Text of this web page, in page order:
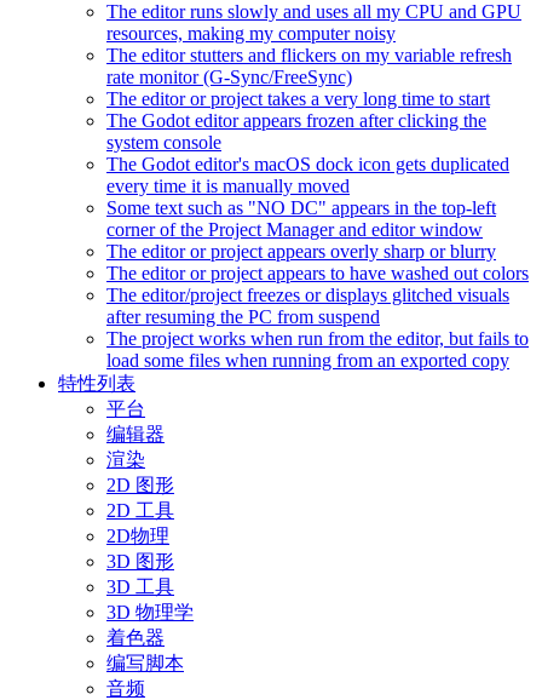
The editor runs slowly and uses all my CPU and GPU
resources, making my computer noisy
The editor stutters and flickers on my variable refresh
rate monitor (G-Sync/FreeSync)
The editor or project takes a very long time to start
The Godot editor appears frozen after clicking the
system console
The Godot editor's macOS dock icon gets duplicated
every time it is manually moved
Some text such as "NO DC" appears in the top-left
corner of the Project Manager and editor window
The editor or project appears overly sharp or blurry
The editor or project appears to have washed out colors
The editor/project freezes or displays glitched visuals
after resuming the PC from suspend
The project works when run from the editor, but fails to
load some files when running from an exported copy
特性列表
平台
编辑器
渲染
2D 图形
2D 工具
2D物理
3D 图形
3D 工具
3D 物理学
着色器
编写脚本
音频